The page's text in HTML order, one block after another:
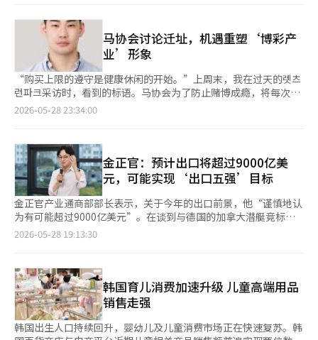
报道经人工智能（AI）系统翻译与编辑。
乐园签订修正的合同，但错失了机会，感到非常遗憾。” 在住房
问题上，双方也展开了争论。禹候选人质疑金候选人在强烈道以外
的首尔大峙洞拥有房产，问道：“难道不应该在强烈道买房
吗？”金候选人则回应：“我只有一套房子，房价是在卢武铉和文
在寅政府期间上涨的。” 禹候选人还质疑金候选人自担任知事以
来，个人财产增加了7000万韩元，提到金候选人曾称这是因其岳
父去世而继承的。金候选人解释道：“当时我搞错了，增加是因为
选举费用补偿和公寓出售。”他还表示，所有财产信息都已在公报
候选人则以对强烈道的了解为依据，向禹候选人施压。他问禹候选
人：“正座里旅游区在哪里？”但禹候选人未能作答。金候选人进
一步询问光德隧道的方向，试图加大压力。 当禹候选人回应“不
要设陷阱”时，金候选人指出：“我在看禹候选人的政策宣传材料
时提问，称其不当是对选民的侮辱。” 此外，金候选人还对禹候
选人承诺的在江陵引进数据中心表示质疑，称：“土地还在审查
中，怎么能说引进已确定？江陵没有建设数据中心的土地。” 金
候选人询问曾担任四届国会议员的禹候选人：“你为强烈道提出过
出。”他将此视为政治攻击，称：“当时我是首尔西大门区的国会
议员。” 尽管双方在辩论中针锋相对，但在解决人口减少和增加
年轻人就业机会方面，双方均表示应引进企业并支持本地企业。
禹候选人表示：“对强烈道的某些细节了解不够，希望道民们能够
谅解。”他呼吁道：“我与政府和国会的关系稳固，能力超群。”
极求职的群体。 值得关注的是，在韩国20多岁人口持续减少的背
景下，退出劳动市场的人数却逆势上升，导致经济活动人口的降幅
甚至超过了人口本身的萎缩速度。数据显示，今年4月韩国25至29
岁人口同比减少7.2万人，但经济活动人口却骤降10.9万人，创
2013年以来同期最大降幅。 “躺平族”规模扩大是其中的主要原
因。在韩国青年群体中，“休息青年”特指没有特定疾病或理由、
既不工作也不求职的人群。今年4月，25岁至29岁休息青年人口同
比增加3.1万人，达22.8万人，为2020年以来同期最高水平。与此
为，在就业形势持续严峻的背景下，越来越多年轻人选择继续留在
学校、延后进入职场。 韩国财界普遍认为，青年“躺平”现象与
首次就业时间持续推迟有关。随着企业日益偏好“随时招聘”和有
经验的员工，年轻人的求职周期持续拉长。韩国经营者总协会近期
发布的报告显示，以1995年至1999年出生人群为例，首次就业平
均耗时约12.77个月，而1975年至1979年出生人群在2004年时平
均仅需10.71个月。 报告还显示，韩国20多岁休息青年人口已从
2004年的8.4万人增至2024年的21.7万人，增幅超过一倍。分析人
持续蔓延的多重压力下，越来越多韩国年轻人正陷入“求职碰壁、
暂时放弃”的困境。
马协会讨论迁址，机遇重塑‘博彩产
业’形象
“购买上限的遵守是健康休闲的开始。”上周末，我在过天的렛츠
런파크采访时，看到的标语。马协会为了防止赌博成瘾，将每次购
买彩票的上限限制在10万韩元，持续进行自我净化的努力。然而，
周五、周六、周日的下午，赛马公园站周边是一个相对不便的空
间。酒味和烟味弥漫的场景让人将赛马联想为“赌博”而非“休
闲”。现场的氛围本身就定义了整个产业的形象。当然，马协会也
在努力进行改变。将赛马场更名为“赛马公园”，再改为“렛츠런
파크”，并扩充了适合家庭游客的设施，如小马乐园和马博物馆。
从外观上看，这是为了转型为“休闲空间”的尝试。然而，这些尝
试是否真正带来了认知的变化，仍然值得怀疑。在我到访的当天，
专注于投注的顾客似乎比家庭游客要多。实际上，在2024年的博
感”（36.3%）和“期待收益”（16.3%）。相比之下，主要国家
的赛马形象却截然不同。美国的肯塔基德比以高收视率和文化活动
的形式扎根，英国的皇家阿斯科特被视为与王室传统结合的代表性
活动。日本的日本杯也发展成为全球顶级赛事，吸引世界名马参
与。赛马在这些国家被消费为“有故事的体育”，而非单纯的“赌
博”。在这一点上，最近关于马协会和렛츠런파크迁址的讨论，超
2026-05-28 23:34:00
金正官：预计出口将超过9000亿美
元，可能实现‘出口五强’目标
金正官产业通商部部长表示，关于今年的出口前景，他“谨慎地认
为有可能超过9000亿美元”。在谈到与德国的加拿大潜艇竞标
时，他保持了谨慎态度。 金部长在27日于世宗举行的记者见面会
政府在年初设定了7400亿美元的年度出口目标，比去年创下的
7093亿美元的历史最高纪录高出4.3%。然而，最近国家政策研究
机构产业研究院预测，由于全球人工智能（AI）需求的推动，半导
体价格上涨，今年的出口额可能达到9244亿美元。 对此，金部长
表示：“虽然出口主要集中在大企业，但中小企业的出口也增长了
2026-05-28 19:13:30
韩国育儿消费加速升级 儿童高端用品
销售走强
韩国出生人口持续回升，婴幼儿及儿童消费市场正在快速复苏。韩